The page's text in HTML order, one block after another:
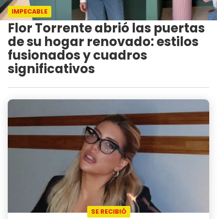
IMPECABLE
Flor Torrente abrió las puertas
de su hogar renovado: estilos
fusionados y cuadros
significativos
SE RECIBIÓ